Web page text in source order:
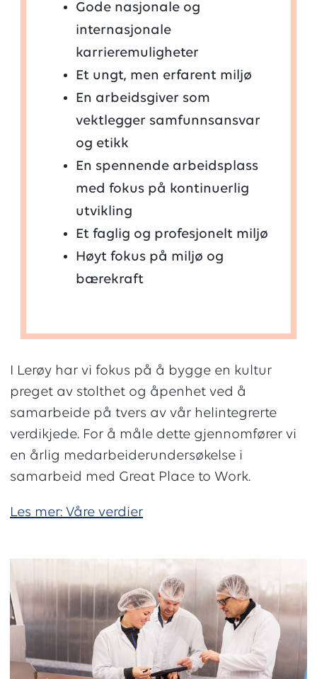
Gode nasjonale og
internasjonale
karrieremuligheter
Et ungt, men erfarent miljø
En arbeidsgiver som
vektlegger samfunnsansvar
og etikk
En spennende arbeidsplass
med fokus på kontinuerlig
utvikling
Et faglig og profesjonelt miljø
Høyt fokus på miljø og
bærekraft
I Lerøy har vi fokus på å bygge en kultur
preget av stolthet og åpenhet ved å
samarbeide på tvers av vår helintegrerte
verdikjede. For å måle dette gjennomfører vi
en årlig medarbeiderundersøkelse i
samarbeid med Great Place to Work.
Les mer: Våre verdier